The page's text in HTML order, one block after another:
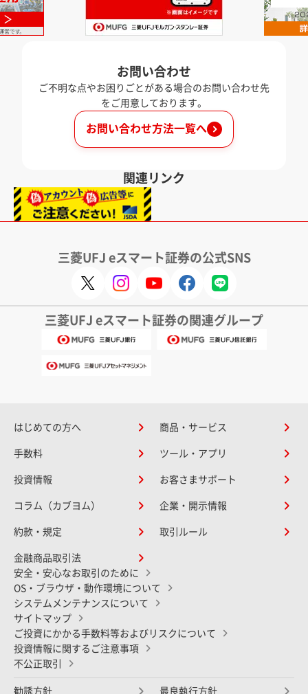
お問い合わせ
ご不明な点やお困りごとがある場合のお問い合わせ先
をご用意しております。
お問い合わせ方法一覧へ
関連リンク
三菱UFJ eスマート証券の公式SNS
三菱UFJ eスマート証券の関連グループ
はじめての方へ 商品・サービス
手数料 ツール・アプリ
投資情報 お客さまサポート
コラム（カブヨム） 企業・開示情報
約款・規定 取引ルール
金融商品取引法
安全・安心なお取引のために
OS・ブラウザ・動作環境について
システムメンテナンスについて
サイトマップ
ご投資にかかる手数料等およびリスクについて
投資情報に関するご注意事項
不公正取引
勧誘方針 最良執行方針